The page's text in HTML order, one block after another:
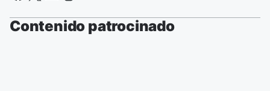
Contenido patrocinado